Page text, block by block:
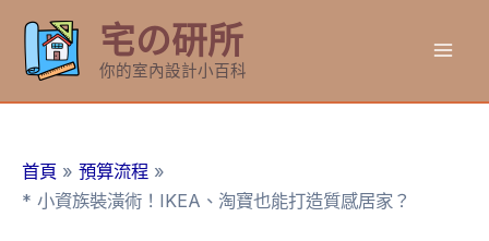
要
宅の研所
你的室內設計小百科
首頁
預算流程
* 小資族裝潢術！IKEA、淘寶也能打造質感居家？